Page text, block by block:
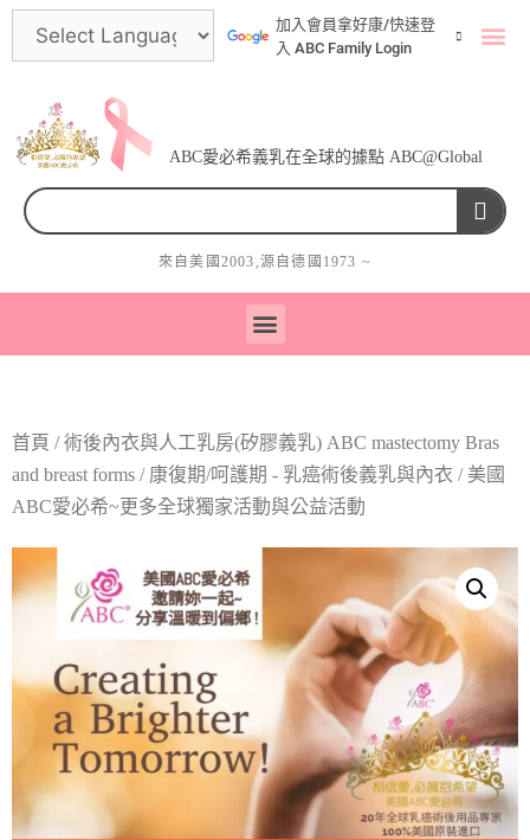
加入會員拿好康/快速登
入 ABC Family Login
ABC愛必希義乳在全球的據點 ABC@Global
來自美國 2003,源自德國 1973 ~
首頁 /術後內衣與人工乳房(矽膠義乳) ABC mastectomy Bras
and breast forms / 康復期/呵護期 - 乳癌術後義乳與內衣 / 美國
ABC愛必希~更多全球獨家活動與公益活動